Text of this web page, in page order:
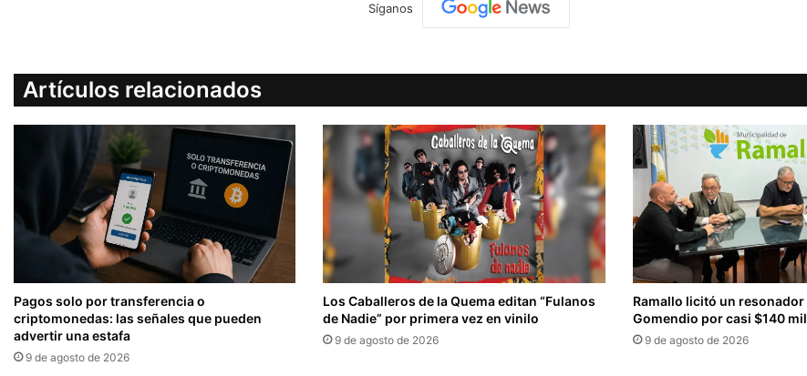
Síganos
Artículos relacionados
Pagos solo por transferencia o
criptomonedas: las señales que pueden
advertir una estafa
9 de agosto de 2026
Los Caballeros de la Quema editan “Fulanos
de Nadie” por primera vez en vinilo
9 de agosto de 2026
Ramallo licitó un resonador
Gomendio por casi $140
9 de agosto de 2026